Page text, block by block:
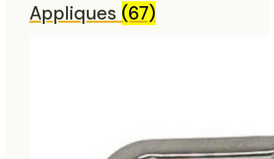
Appliques (67)